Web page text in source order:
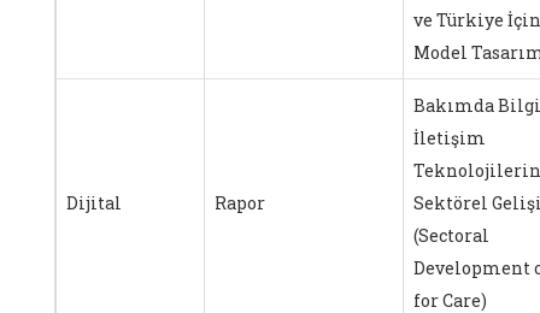
ve Türkiye
Model
Dijital Rapor
Bakımda
İletişim
Sektörel
(Sectoral
Development
for Care)